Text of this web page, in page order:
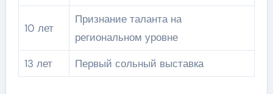
10 лет
Признание таланта на
региональном уровне
13 лет
Первый сольный выставка